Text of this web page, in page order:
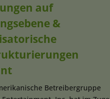
auf
&
Betreibergruppe